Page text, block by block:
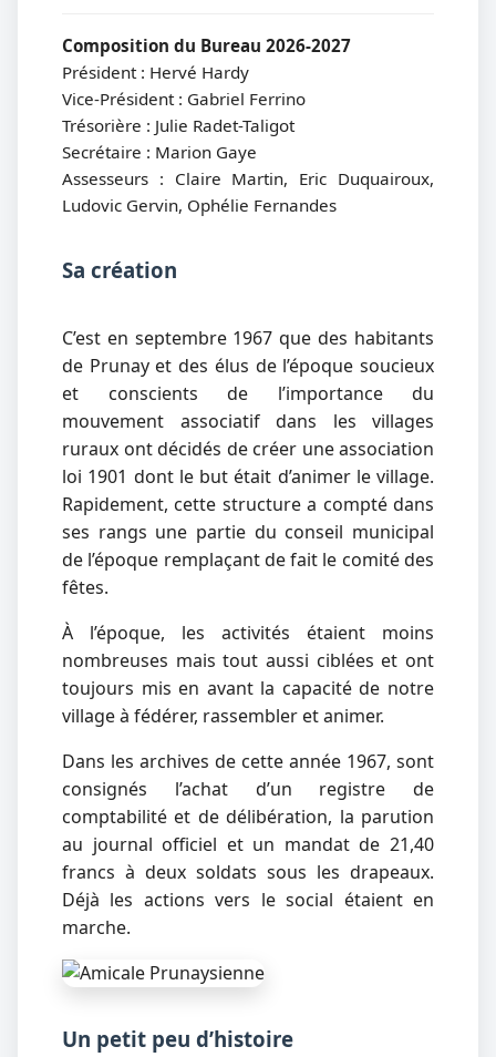
Composition du Bureau 2026-2027
Président : Hervé Hardy
Vice-Président : Gabriel Ferrino
Trésorière : Julie Radet-Taligot
Secrétaire : Marion Gaye
Assesseurs : Claire Martin, Eric Duquairoux,
Ludovic Gervin, Ophélie Fernandes
Sa création
C’est en septembre 1967 que des habitants
de Prunay et des élus de l’époque soucieux
et conscients de l’importance du
mouvement associatif dans les villages
ruraux ont décidés de créer une association
loi 1901 dont le but était d’animer le village.
Rapidement, cette structure a compté dans
ses rangs une partie du conseil municipal
de l’époque remplaçant de fait le comité des
fêtes.
À l’époque, les activités étaient moins
nombreuses mais tout aussi ciblées et ont
toujours mis en avant la capacité de notre
village à fédérer, rassembler et animer.
Dans les archives de cette année 1967, sont
consignés l’achat d’un registre de
comptabilité et de délibération, la parution
au journal officiel et un mandat de 21,40
francs à deux soldats sous les drapeaux.
Déjà les actions vers le social étaient en
marche.
Un petit peu d’histoire